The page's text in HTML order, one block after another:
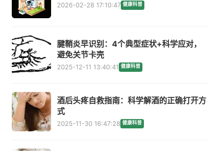
2026-02-28 17:10:47 健康科普
腱鞘炎早识别：4个典型症状+科学应对，
避免关节卡壳
2025-12-11 13:40:41 健康科普
酒后头疼自救指南：科学解酒的正确打开方
式
2025-11-30 16:47:28 健康科普